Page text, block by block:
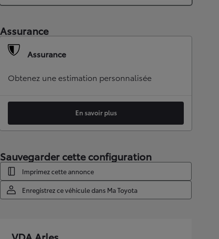
Assurance
Assurance
Obtenez une estimation personnalisée
En savoir plus
Sauvegarder cette configuration
Imprimez cette annonce
Enregistrez ce véhicule dans Ma Toyota